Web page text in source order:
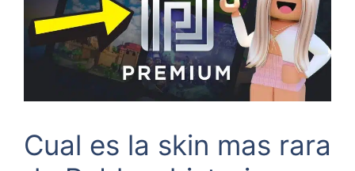
Cual es la skin mas rara